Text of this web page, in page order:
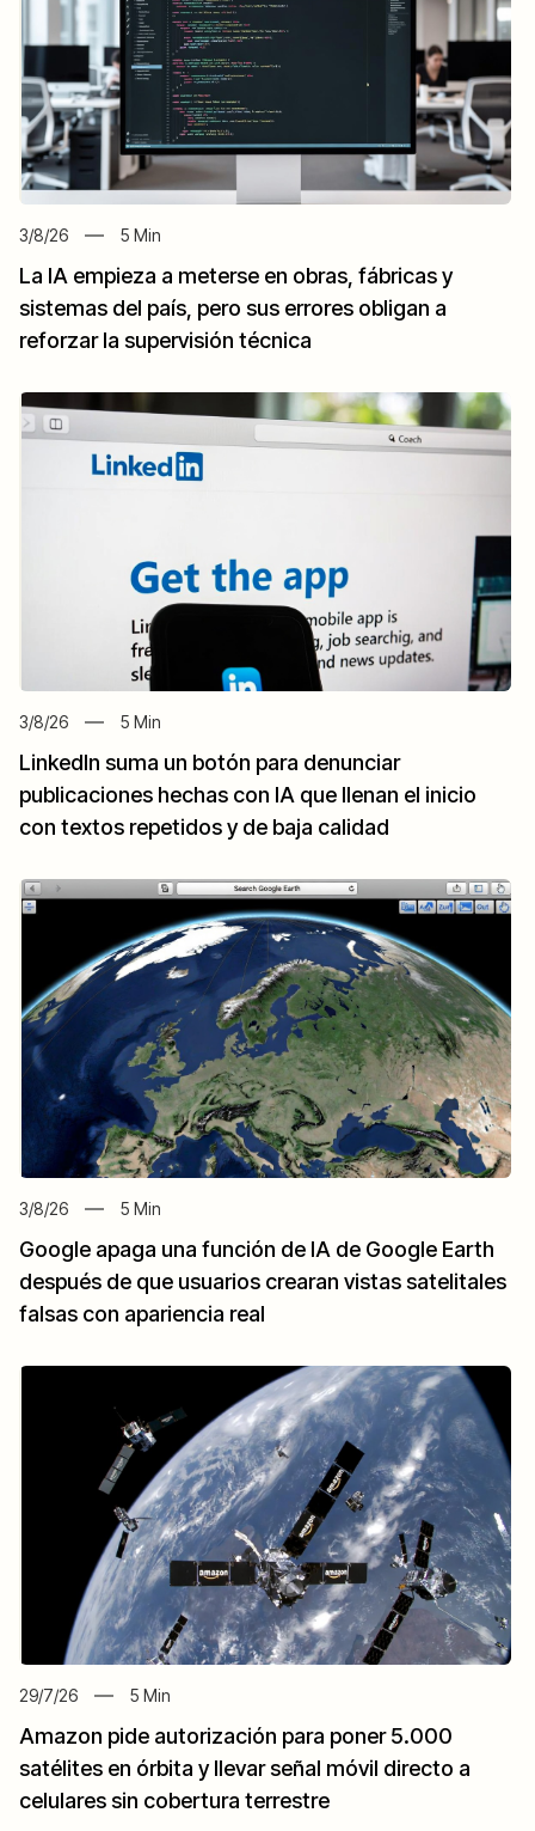
3/8/26 5 Min
La IA empieza a meterse en obras, fábricas y
sistemas del país, pero sus errores obligan a
reforzar la supervisión técnica
3/8/26 5 Min
LinkedIn suma un botón para denunciar
publicaciones hechas con IA que llenan el inicio
con textos repetidos y de baja calidad
3/8/26 5 Min
Google apaga una función de IA de Google Earth
después de que usuarios crearan vistas satelitales
falsas con apariencia real
29/7/26 5 Min
Amazon pide autorización para poner 5.000
satélites en órbita y llevar señal móvil directo a
celulares sin cobertura terrestre